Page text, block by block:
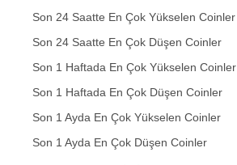
Son 24 Saatte En Çok Yükselen Coinler
Son 24 Saatte En Çok Düşen Coinler
Son 1 Haftada En Çok Yükselen Coinler
Son 1 Haftada En Çok Düşen Coinler
Son 1 Ayda En Çok Yükselen Coinler
Son 1 Ayda En Çok Düşen Coinler